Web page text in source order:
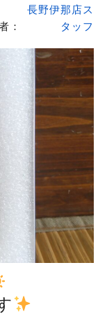
：
長野伊那店ス
タッフ